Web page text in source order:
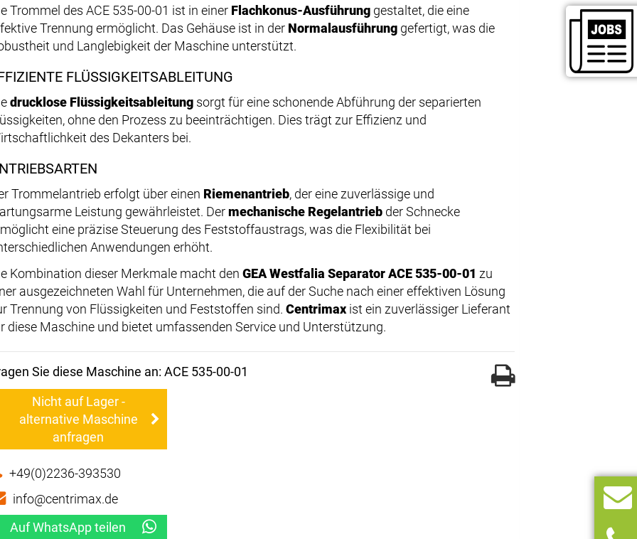
Trommel des ACE 535-00-01 ist in einer Flachkonus-Ausführung gestaltet, die eine
Trennung ermöglicht. Das Gehäuse ist in der Normalausführung gefertigt, was die
und Langlebigkeit der Maschine unterstützt.
FLÜSSIGKEITSABLEITUNG
drucklose Flüssigkeitsableitung sorgt für eine schonende Abführung der separierten
ohne den Prozess zu beeinträchtigen. Dies trägt zur Effizienz und
des Dekanters bei.
Trommelantrieb erfolgt über einen Riemenantrieb, der eine zuverlässige und
Leistung gewährleistet. Dermechanische Regelantrieb der Schnecke
eine präzise Steuerung des Feststoffaustrags, was die Flexibilität bei
Anwendungen erhöht.
Kombination dieser Merkmale macht den GEA Westfalia Separator ACE 535-00-01 zu
ausgezeichneten Wahl für Unternehmen, die auf der Suche nach einer effektiven Lösung
Trennung von Flüssigkeiten und Feststoffen sind. Centrimax ist ein zuverlässiger Lieferant
diese Maschine und bietet umfassenden Service und Unterstützung.
Sie diese Maschine an: ACE 535-00-01
Nicht auf Lager -
alternative Maschine
anfragen
+49(0)2236-393530
info@centrimax.de
Auf WhatsApp teilen